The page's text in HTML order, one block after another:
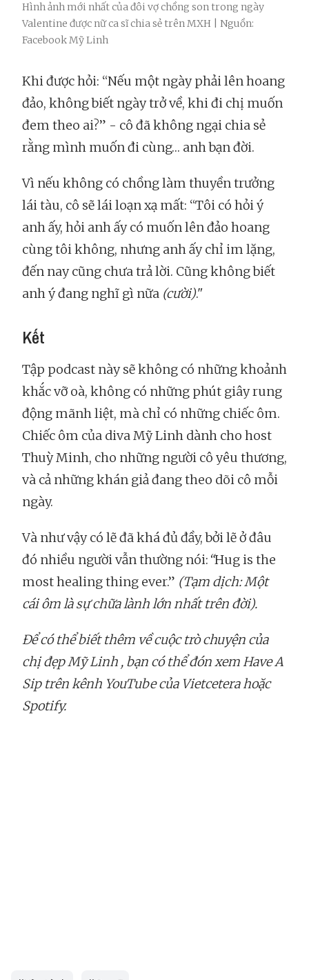
Hình ảnh mới nhất của đôi vợ chồng son trong ngày
Valentine được nữ ca sĩ chia sẻ trên MXH | Nguồn:
Facebook Mỹ Linh
Khi được hỏi: “Nếu một ngày phải lên hoang
đảo, không biết ngày trở về, khi đi chị muốn
đem theo ai?” - cô đã không ngại chia sẻ
rằng mình muốn đi cùng… anh bạn đời.
Vì nếu không có chồng làm thuyền trưởng
lái tàu, cô sẽ lái loạn xạ mất: “Tôi có hỏi ý
anh ấy, hỏi anh ấy có muốn lên đảo hoang
cùng tôi không, nhưng anh ấy chỉ im lặng,
đến nay cũng chưa trả lời. Cũng không biết
anh ý đang nghĩ gì nữa (cười)."
Kết
Tập podcast này sẽ không có những khoảnh
khắc vỡ oà, không có những phút giây rung
động mãnh liệt, mà chỉ có những chiếc ôm.
Chiếc ôm của diva Mỹ Linh dành cho host
Thuỳ Minh, cho những người cô yêu thương,
và cả những khán giả đang theo dõi cô mỗi
ngày.
Và như vậy có lẽ đã khá đủ đầy, bởi lẽ ở đâu
đó nhiều người vẫn thường nói: “Hug is the
most healing thing ever.” (Tạm dịch: Một
cái ôm là sự chữa lành lớn nhất trên đời).
Để có thể biết thêm về cuộc trò chuyện của
chị đẹp Mỹ Linh , bạn có thể đón xem Have A
Sip trên kênh YouTube của Vietcetera hoặc
Spotify.